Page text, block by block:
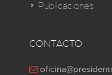
Publicaciones
CONTACTO